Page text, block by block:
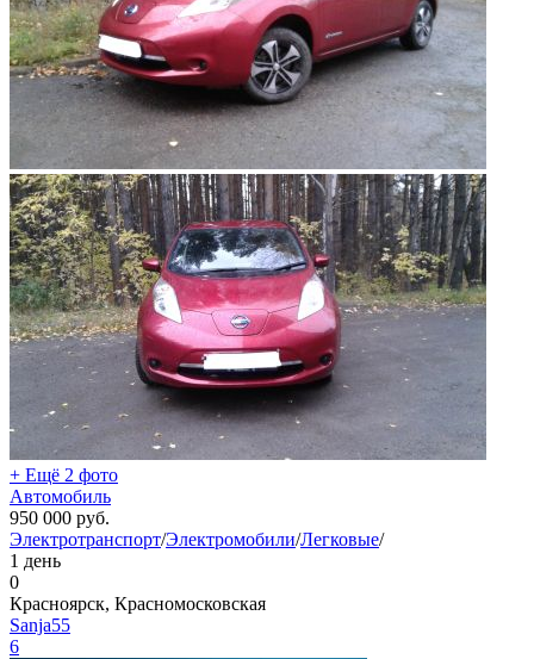
+ Ещё 2 фото
Автомобиль
950 000 руб.
Электротранспорт/Электромобили/Легковые/
1 день
0
Красноярск, Красномосковская
Sanja55
6